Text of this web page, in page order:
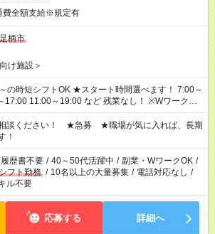
費全額支給※規定有
柄市
け施設＞
OK ★スタート時間選べます！ 7:00～
11:00～19:00 など 残業なし！ ※Wワークの
仕事と合わせ週40時間超の就業はご案内できませ
づき、週20時間以上勤務は社会保険への加入対象
労働者派遣法（日雇い派遣の原則禁止）により、
間の就業はご案内が難しい場合があります
談ください！ ★急募 ★職場が気に入れば、長期
！
履歴書不要 / 40～50代活躍中 / 副業・WワークOK /
フト勤務 / 10名以上の大量募集 / 電話対応なし /
ル不要
応募する 詳細へ